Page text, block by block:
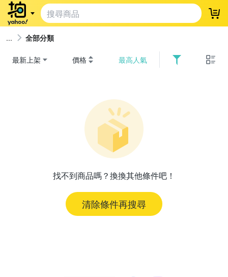
登
全部分類
最新上架 價格 最高人氣
找不到商品嗎？換換其他條件吧！
清除條件再搜尋